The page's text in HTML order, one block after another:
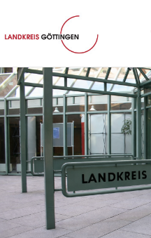
Zum Hauptinhalt springen